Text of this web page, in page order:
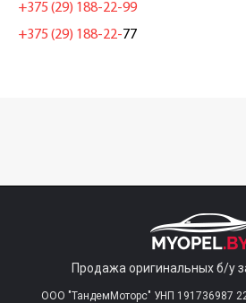
+375 (29) 188-22-99
+375 (29) 188-22-77
Продажа оригинальных б/у
ООО "ТандемМоторс" УНП 191736987